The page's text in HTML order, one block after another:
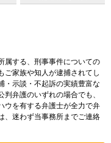
属する、刑事事件についての
ご家族や知人が逮捕されてし
・示談・不起訴の実績豊富な
弁護のいずれの場合でも、
ウを有する弁護士が全力で弁
、迷わず当事務所までご連絡